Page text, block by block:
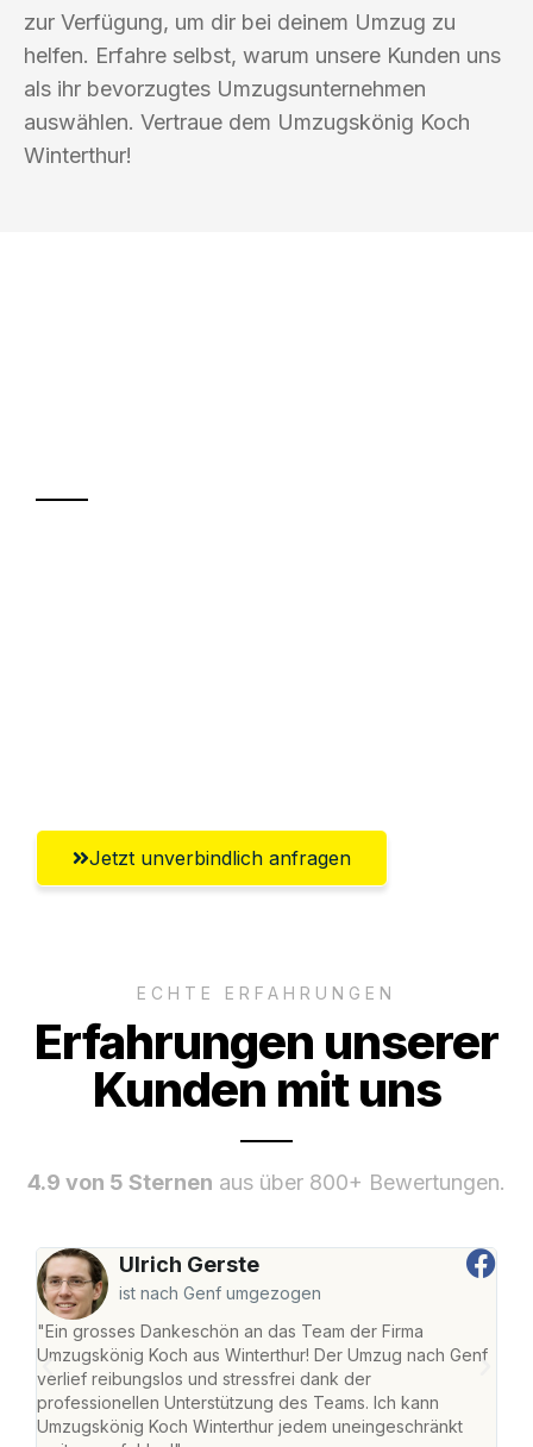
zur Verfügung, um dir bei deinem Umzug zu
helfen. Erfahre selbst, warum unsere Kunden uns
als ihr bevorzugtes Umzugsunternehmen
auswählen. Vertraue dem Umzugskönig Koch
Winterthur!
Jetzt unverbindlich anfragen
ECHTE ERFAHRUNGEN
Erfahrungen unserer
Kunden mit uns
4.9 von 5 Sternen aus über 800+ Bewertungen.
Ulrich Gerste
ist nach Genf umgezogen
"Ein grosses Dankeschön an das Team der Firma
Umzugskönig Koch aus Winterthur! Der Umzug nach Genf
verlief reibungslos und stressfrei dank der
professionellen Unterstützung des Teams. Ich kann
Umzugskönig Koch Winterthur jedem uneingeschränkt